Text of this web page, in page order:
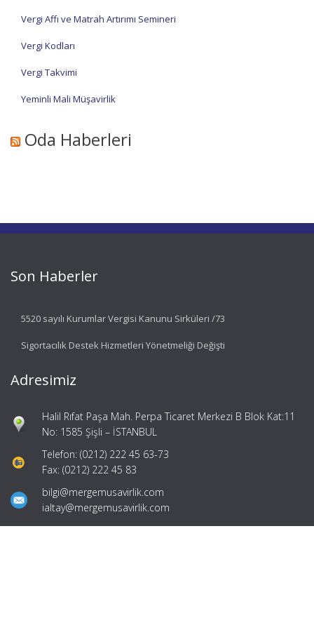
Vergi Affı ve Matrah Artırımı Semineri
Vergi Kodları
Vergi Takvimi
Yeminli Mali Müşavirlik
Oda Haberleri
Son Haberler
5520 sayılı Kurumlar Vergisi Kanunu Sirküleri /73
Sigortacılık Destek Hizmetleri Yönetmeliği Değişti
Adresimiz
Halil Rıfat Paşa Mah. Perpa Ticaret Merkezi B Blok Kat:11
No: 1585 Şişli – İSTANBUL
Telefon: (0212) 222 45 63-73
Fax: (0212) 222 45 83
bilgi@mergemusavirlik.com
ialtay@mergemusavirlik.com